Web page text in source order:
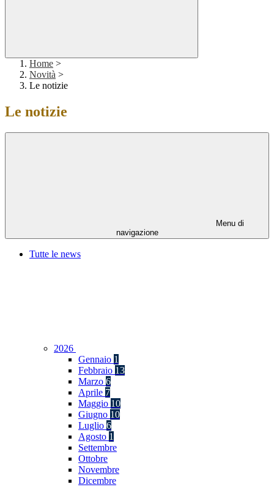
Home >
Novità >
Le notizie
Le notizie
Menu di
navigazione
Tutte le news
2026
Gennaio 1
Febbraio 13
Marzo 6
Aprile 7
Maggio 10
Giugno 10
Luglio 6
Agosto 1
Settembre
Ottobre
Novembre
Dicembre